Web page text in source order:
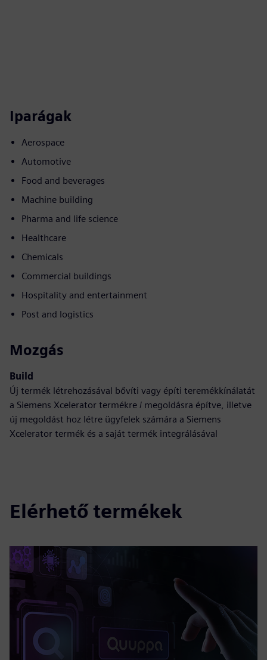
Iparágak
Aerospace
Automotive
Food and beverages
Machine building
Pharma and life science
Healthcare
Chemicals
Commercial buildings
Hospitality and entertainment
Post and logistics
Mozgás
Build
Új termék létrehozásával bővíti vagy építi teremékkínálatát
a Siemens Xcelerator termékre / megoldásra építve, illetve
új megoldást hoz létre ügyfelek számára a Siemens
Xcelerator termék és a saját termék integrálásával
Elérhető termékek